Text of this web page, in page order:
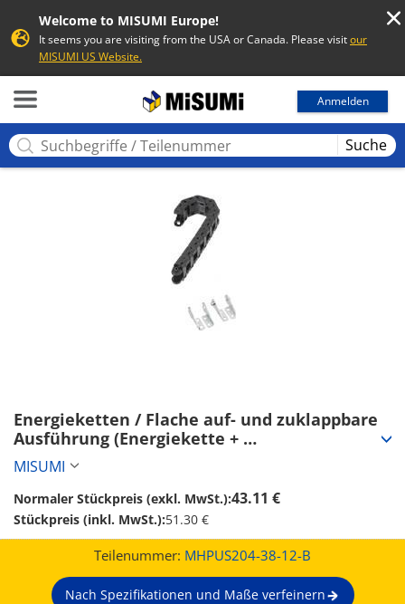
Welcome to MISUMI Europe!
It seems you are visiting from the USA or Canada. Please visitour
MISUMI US Website.
Anmelden
Suche
Energieketten / Flache auf- und zuklappbare
Ausführung (Energiekette +
Montagehalterungen) (MHPUS204-38-12-B)
MISUMI
Normaler Stückpreis (exkl. MwSt.):43.11 €
Stückpreis (inkl. MwSt.):51.30 €
Teilenummer: MHPUS204-38-12-B
Nach Spezifikationen und Maße verfeinern